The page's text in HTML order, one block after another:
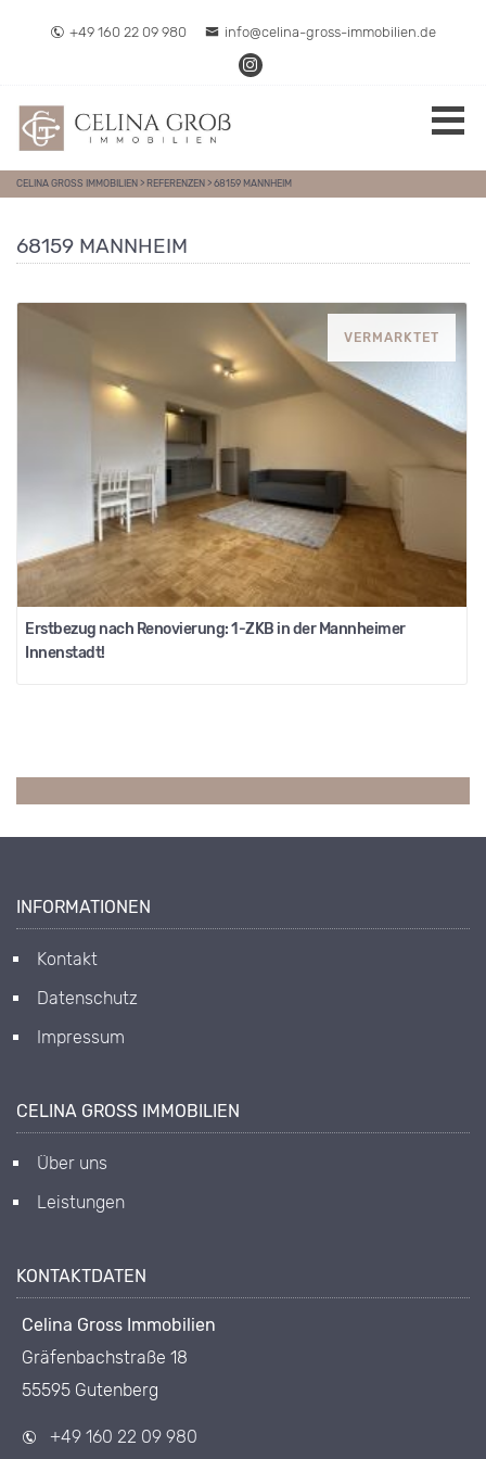
+49 160 22 09 980
info@celina-gross-immobilien.de
CELINA GROSS IMMOBILIEN > REFERENZEN > 68159 MANNHEIM
68159 MANNHEIM
VERMARKTET
Erstbezug nach Renovierung: 1-ZKB in der Mannheimer
Innenstadt!
INFORMATIONEN
Kontakt
Datenschutz
Impressum
CELINA GROSS IMMOBILIEN
Über uns
Leistungen
KONTAKTDATEN
Celina Gross Immobilien
Gräfenbachstraße 18
55595 Gutenberg
+49 160 22 09 980